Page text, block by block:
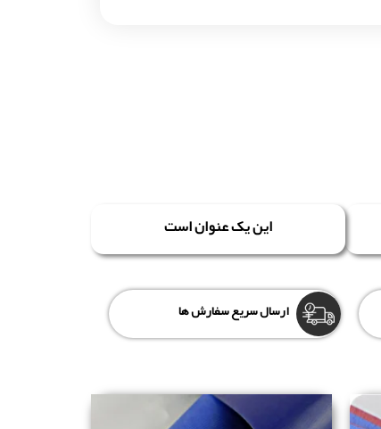
این یک عنوان است
ارسال سریع سفارش ها